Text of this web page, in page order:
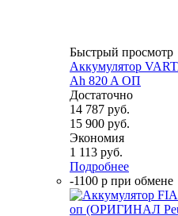
Быстрый просмотр
Аккумулятор
Ah 820 A ОП
Достаточно
14 787 руб.
15 900 руб.
Экономия
1 113 руб.
Подробнее
-1100 р при обмене